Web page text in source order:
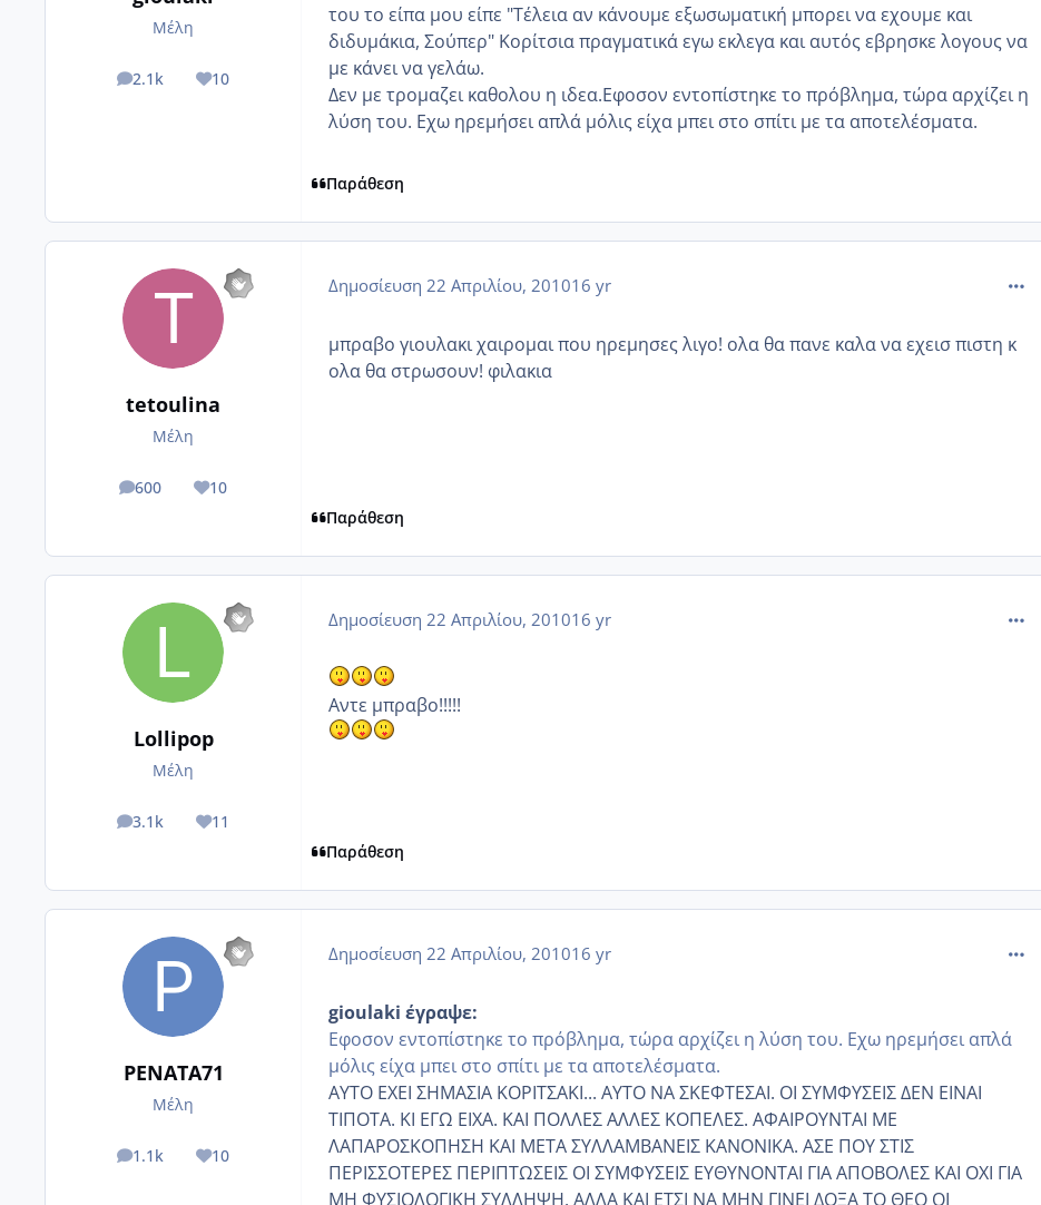
Μέλη
2.1k
posts 10
Reputation
του το είπα μου είπε "Τέλεια αν κάνουμε εξωσωματική μπορει να εχουμε και
διδυμάκια, Σούπερ" Κορίτσια πραγματικά εγω εκλεγα και αυτός εβρησκε λογους να
με κάνει να γελάω.
Δεν με τρομαζει καθολου η ιδεα.Εφοσον εντοπίστηκε το πρόβλημα, τώρα αρχίζει η
λύση του. Εχω ηρεμήσει απλά μόλις είχα μπει στο σπίτι με τα αποτελέσματα.
Παράθεση
tetoulina
Μέλη
600
posts 10
Reputation
Δημοσίευση 22 Απριλίου, 201016 yr
μπραβο γιουλακι χαιρομαι που ηρεμησες λιγο! ολα θα πανε καλα να εχεισ πιστη κ
ολα θα στρωσουν! φιλακια
Παράθεση
Lollipop
Μέλη
3.1k
posts 11
Reputation
Δημοσίευση 22 Απριλίου, 201016 yr
Αντε μπραβο!!!!!
Παράθεση
PENATA71
Μέλη
1.1k
posts 10
Reputation
Δημοσίευση 22 Απριλίου, 201016 yr
gioulaki έγραψε:
Εφοσον εντοπίστηκε το πρόβλημα, τώρα αρχίζει η λύση του. Εχω ηρεμήσει απλά
μόλις είχα μπει στο σπίτι με τα αποτελέσματα.
ΑΥΤΟ ΕΧΕΙ ΣΗΜΑΣΙΑ ΚΟΡΙΤΣΑΚΙ... ΑΥΤΟ ΝΑ ΣΚΕΦΤΕΣΑΙ. ΟΙ ΣΥΜΦΥΣΕΙΣ ΔΕΝ ΕΙΝΑΙ
ΤΙΠΟΤΑ. ΚΙ ΕΓΩ ΕΙΧΑ. ΚΑΙ ΠΟΛΛΕΣ ΑΛΛΕΣ ΚΟΠΕΛΕΣ. ΑΦΑΙΡΟΥΝΤΑΙ ΜΕ
ΛΑΠΑΡΟΣΚΟΠΗΣΗ ΚΑΙ ΜΕΤΑ ΣΥΛΛΑΜΒΑΝΕΙΣ ΚΑΝΟΝΙΚΑ. ΑΣΕ ΠΟΥ ΣΤΙΣ
ΠΕΡΙΣΣΟΤΕΡΕΣ ΠΕΡΙΠΤΩΣΕΙΣ ΟΙ ΣΥΜΦΥΣΕΙΣ ΕΥΘΥΝΟΝΤΑΙ ΓΙΑ ΑΠΟΒΟΛΕΣ ΚΑΙ ΟΧΙ ΓΙΑ
ΜΗ ΦΥΣΙΟΛΟΓΙΚΗ ΣΥΛΛΗΨΗ. ΑΛΛΑ ΚΑΙ ΕΤΣΙ ΝΑ ΜΗΝ ΓΙΝΕΙ ΔΟΞΑ ΤΟ ΘΕΟ ΟΙ